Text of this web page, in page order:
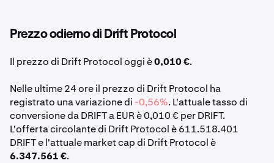
Prezzo odierno di Drift Protocol
Il prezzo di Drift Protocol oggi è0,010 €.
Nelle ultime 24 ore il prezzo di Drift Protocol ha
registrato una variazione di-0,56%. L'attuale tasso di
conversione da DRIFT a EUR è 0,010 € per DRIFT.
L'offerta circolante di Drift Protocol è 611.518.401
DRIFT e l'attuale market cap di Drift Protocol è
6.347.561 €.